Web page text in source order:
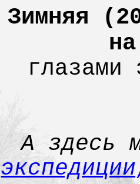
Зимняя
глазами
А здесь